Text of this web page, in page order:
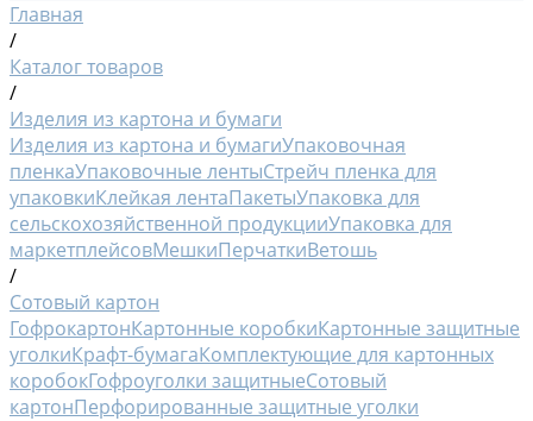
Главная
/
Каталог товаров
/
Изделия из картона и бумаги
Изделия из картона и бумагиУпаковочная
пленкаУпаковочные лентыСтрейч пленка для
упаковкиКлейкая лентаПакетыУпаковка для
сельскохозяйственной продукцииУпаковка для
маркетплейсовМешкиПерчаткиВетошь
/
Сотовый картон
ГофрокартонКартонные коробкиКартонные защитные
уголкиКрафт-бумагаКомплектующие для картонных
коробокГофроуголки защитныеСотовый
картонПерфорированные защитные уголки